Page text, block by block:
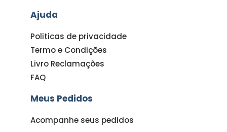
Ajuda
Politicas de privacidade
Termo e Condições
Livro Reclamações
FAQ
Meus Pedidos
Acompanhe seus pedidos